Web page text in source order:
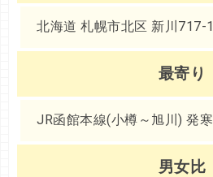
北海道 札幌市北区 新川717-1
最寄り
JR函館本線(小樽～旭川) 発寒
男女比